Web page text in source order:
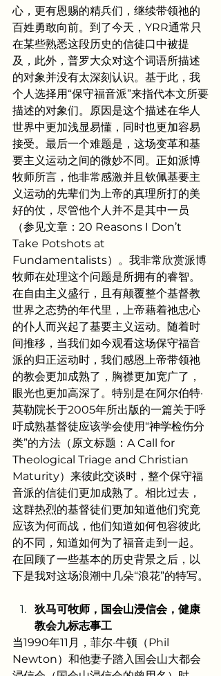
心，更有恩赐的精兵们，继续带领祂的
百姓勇敢向前。到了今天，YRR通常只
在某些熟悉这段历史的信徒口中被提
及，此外，普罗大众对这个词语所描述
的对象并没有太深刻认识。基于此，我
个人选择用“保守福音派”来指代本文所要
描述的对象们。原因是这个描述在华人
世界中更加浅显易懂，同时也更加容易
接受。最后一个难题是，这场变革和基
要主义运动之间的微妙不同。正如派博
牧师所言，他非常感激并且钦佩基要主
义运动的先辈们为上帝的真理所打的美
好的仗，尽管他个人并不是其中一员
（参见文章：20 Reasons I Don’t
Take Potshots at
Fundamentalists）。我非常欣赏派博
牧师在处理这个问题是所拥有的睿智。
在自由主义盛行，且有颠覆整个基督教
世界之态势的年代里，上帝藉着祂忠心
的仆人而兴起了基要主义运动。随着时
间推移，当我们如今观看这场保守福音
派的归正运动时，我们感恩上帝带领祂
的教会更加成熟了，胸襟更加宽广了，
眼光也更加高深了。特别是在阿尔伯特·
莫勒院长于2005年所出版的一篇关于呼
吁成熟基督徒应该学会使用“神学检伤分
类”的方法（原文标题：A Call for
Theological Triage and Christian
Maturity）来彼此交谈时，整个保守福
音派的信徒们更加成熟了。相比过去，
这群热烈的基督徒们更加知道他们究竟
应该为何而战，他们知道如何包容彼此
的不同，知道如何为了福音走到一起。
在回顾了一些基本的历史背景之后，以
下是我对这场浪潮中几朵“浪花”的特写。
狄马可牧师，国会山浸信会，健康
教会九标志事工
当1990年11月，菲尔·牛顿（Phil
Newton）和他妻子踏入国会山大都会